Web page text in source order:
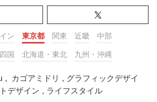
ン 東京都 関東 近畿 中部
国 北海道・東北 九州・沖縄
, カゴアミドリ , グラフィックデザイ
デザイン , ライフスタイル